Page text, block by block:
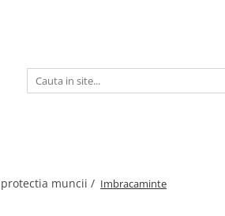
muncii / Imbracaminte